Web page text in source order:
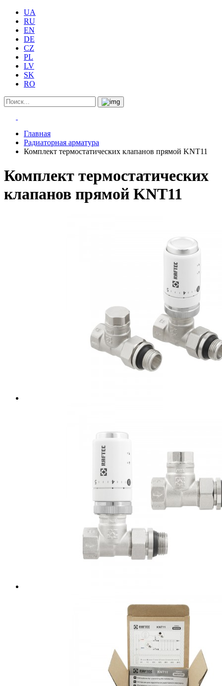
UA
RU
EN
DE
CZ
PL
LV
SK
RO
Главная
Радиаторная арматура
Комплект термостатических клапанов прямой KNT11
Комплект термостатических
клапанов прямой KNT11